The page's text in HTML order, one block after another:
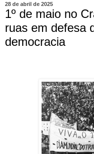
28 de abril de 2025
1º de maio no
ruas em defesa
democracia